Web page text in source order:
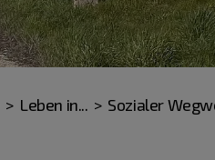
Leben in... Sozialer